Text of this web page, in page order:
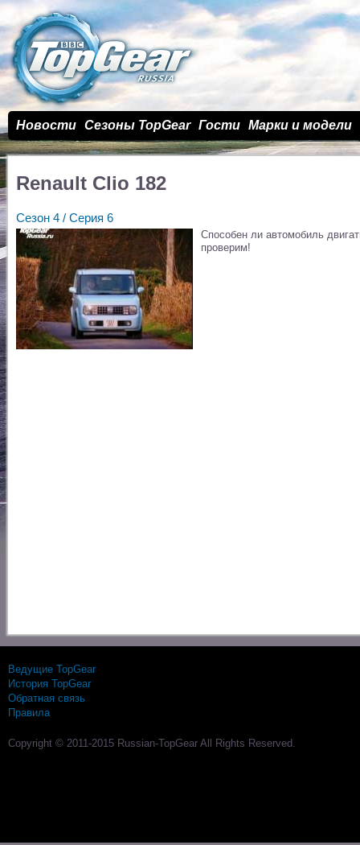
Новости Сезоны TopGear Гости Марки и модели
Renault Clio 182
Сезон 4 / Cерия 6
Способен ли автомобиль
проверим!
cash advance idaho
Ведущие TopGear
История TopGear
Обратная связь
Правила
Copyright © 2011-2015 Russian-TopGear All Rights Reserved.